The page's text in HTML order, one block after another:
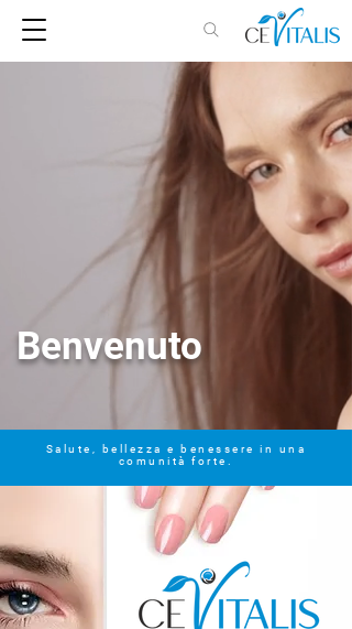
Benvenuto
Salute, bellezza e benessere in una
comunità forte.